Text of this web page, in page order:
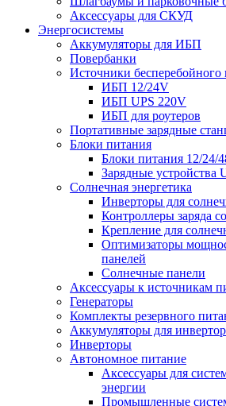
Аксессуары для СКУД
Энергосистемы
Аккумуляторы для ИБП
Повербанки
Источники бесперебойного
ИБП 12/24V
ИБП UPS 220V
ИБП для роутеров
Портативные зарядные
Блоки питания
Блоки питания 12/24/
Зарядные устройства
Солнечная энергетика
Инверторы для
Контроллеры заряда
Крепление для
Оптимизаторы
панелей
Солнечные панели
Аксессуары к источникам
Генераторы
Комплекты резервного
Аккумуляторы для
Инверторы
Автономное питание
Аксессуары для
энергии
Промышленные